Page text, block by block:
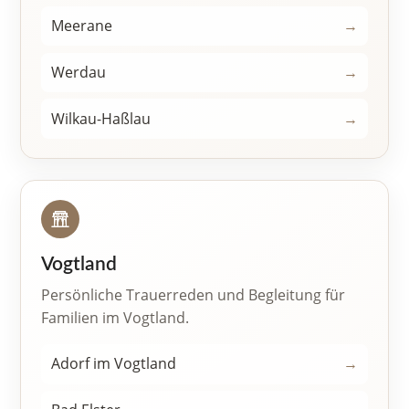
Meerane →
Werdau →
Wilkau-Haßlau →
Vogtland
Persönliche Trauerreden und Begleitung für
Familien im Vogtland.
Adorf im Vogtland →